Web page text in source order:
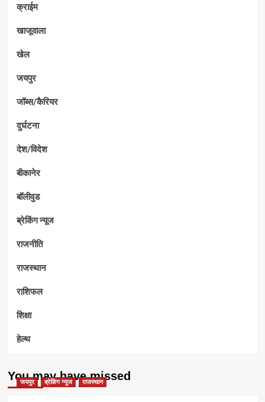
क्राईम
खाजूवाला
खेल
जयपुर
जॉब्स/कैरियर
दुर्घटना
देश/विदेश
बीकानेर
बॉलीवुड
ब्रेकिंग न्यूज
राजनीति
राजस्थान
राशिफल
शिक्षा
हेल्थ
You may have missed
जयपुर ब्रेकिंग न्यूज राजस्थान